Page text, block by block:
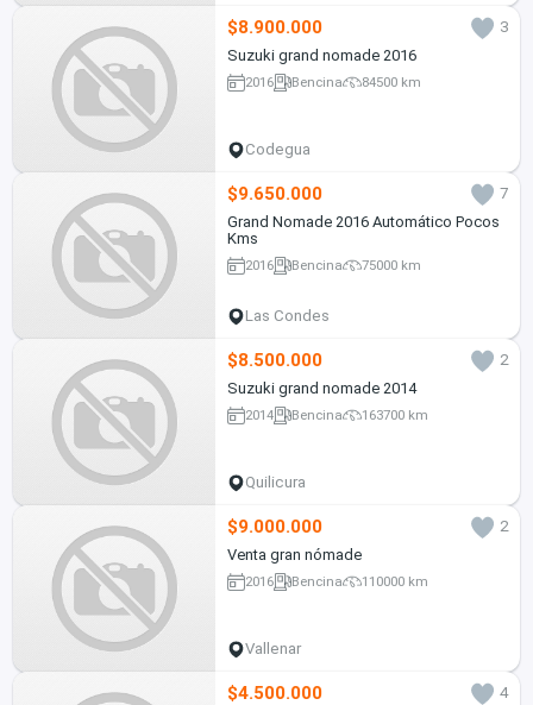
$8.900.000
3
Suzuki grand nomade 2016
2016 Bencina 84500 km
Codegua
$9.650.000
7
Grand Nomade 2016 Automático Pocos
Kms
2016 Bencina 75000 km
Las Condes
$8.500.000
2
Suzuki grand nomade 2014
2014 Bencina 163700 km
Quilicura
$9.000.000
2
Venta gran nómade
2016 Bencina 110000 km
Vallenar
$4.500.000
4